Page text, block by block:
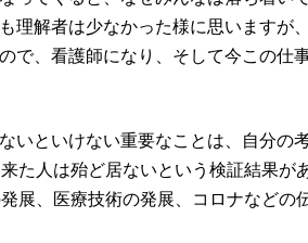
理解者は少なかった様に思いますが
で、看護師になり、そして今この仕
いといけない重要なことは、自分の
た人は殆ど居ないという検証結果が
展、医療技術の発展、コロナなどの